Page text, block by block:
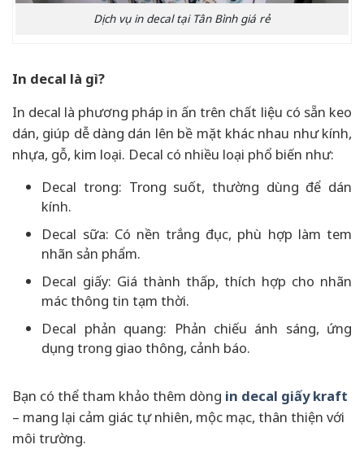
Dịch vụ in decal tại Tân Bình giá rẻ
In decal là gì?
In decal là phương pháp in ấn trên chất liệu có sẵn keo
dán, giúp dễ dàng dán lên bề mặt khác nhau như kính,
nhựa, gỗ, kim loại. Decal có nhiều loại phổ biến như:
Decal trong: Trong suốt, thường dùng để dán
kính.
Decal sữa: Có nền trắng đục, phù hợp làm tem
nhãn sản phẩm.
Decal giấy: Giá thành thấp, thích hợp cho nhãn
mác thông tin tạm thời.
Decal phản quang: Phản chiếu ánh sáng, ứng
dụng trong giao thông, cảnh báo.
Bạn có thể tham khảo thêm dòng in decal giấy kraft
– mang lại cảm giác tự nhiên, mộc mạc, thân thiện với
môi trường.